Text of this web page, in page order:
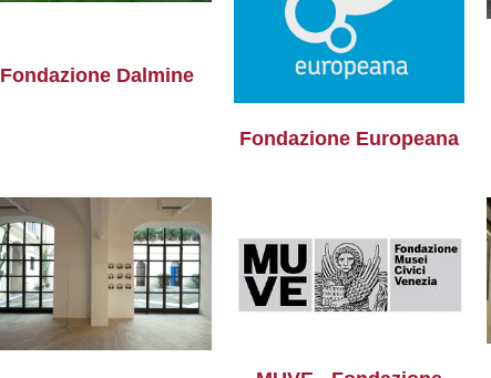
Fondazione Dalmine
Fondazione Europeana